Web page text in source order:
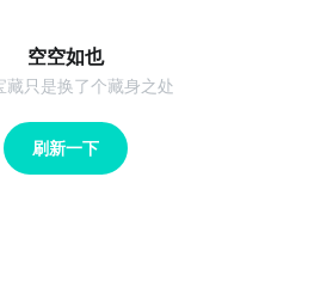
空空如也
藏只是换了个藏身之处
刷新一下